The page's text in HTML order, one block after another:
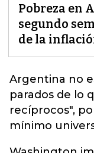
Pobreza en
segundo
de la
Argentina no
parados de lo
recíprocos",
mínimo